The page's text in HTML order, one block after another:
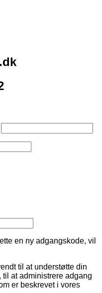
en ny adgangskode, vil
til at understøtte din
at administrere adgang
er beskrevet i vores